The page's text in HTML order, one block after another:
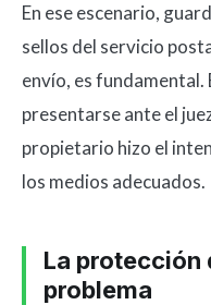
En ese escenario,
sellos del servicio
envío, es fundamental.
presentarse ante el
propietario hizo el
los medios adecuados.
La protección
problema